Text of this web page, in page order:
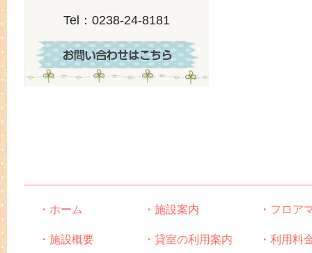
Tel：0238-24-8181
・ホーム
・施設概要
・施設案内
・貸室の利用案内
・フロア
・利用料